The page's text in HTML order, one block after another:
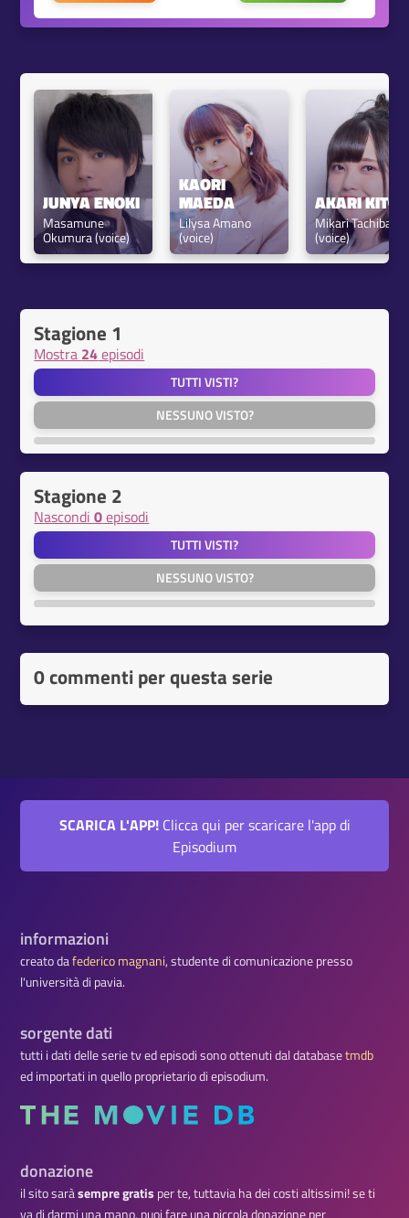
JUNYA ENOKI
Masamune
Okumura (voice)
KAORI
MAEDA
Lilysa Amano
(voice)
AKARI KITO
Mikari Tachibana
(voice)
Stagione 1
Mostra 24episodi
TUTTI VISTI?
NESSUNO VISTO?
Stagione 2
Nascondi0episodi
TUTTI VISTI?
NESSUNO VISTO?
0 commenti per questa serie
SCARICA L'APP!Clicca qui per scaricare l'app di
Episodium
informazioni
creato dafederico magnani, studente di comunicazione presso
l'università di pavia.
sorgente dati
tutti i dati delle serie tv ed episodi sono ottenuti dal databasetmdb
ed importati in quello proprietario di episodium.
donazione
il sito saràsempre gratis per te, tuttavia ha dei costi altissimi! se ti